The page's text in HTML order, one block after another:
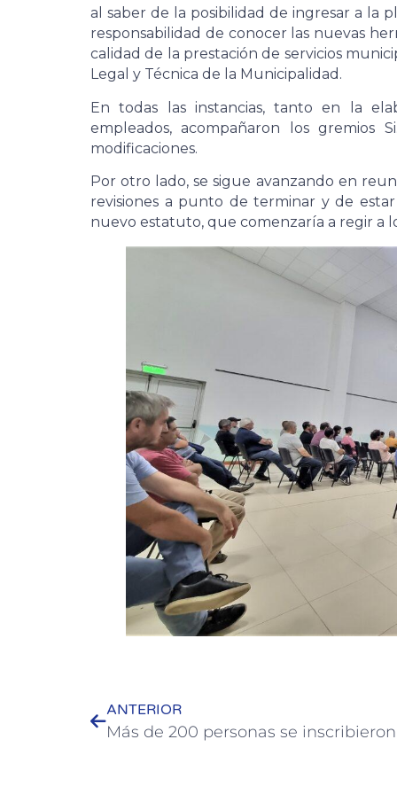
al saber de la posibilidad de ingresar a la
responsabilidad de conocer las nuevas
calidad de la prestación de servicios
Legal y Técnica de la Municipalidad.
En todas las instancias, tanto en la
empleados, acompañaron los gremios
modificaciones.
Por otro lado, se sigue avanzando en
revisiones a punto de terminar y de
nuevo estatuto, que comenzaría a regir a
ANTERIOR